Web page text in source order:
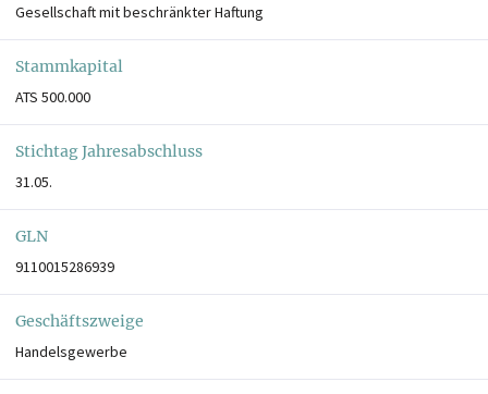
Gesellschaft mit beschränkter Haftung
Stammkapital
ATS 500.000
Stichtag Jahresabschluss
31.05.
GLN
9110015286939
Geschäftszweige
Handelsgewerbe